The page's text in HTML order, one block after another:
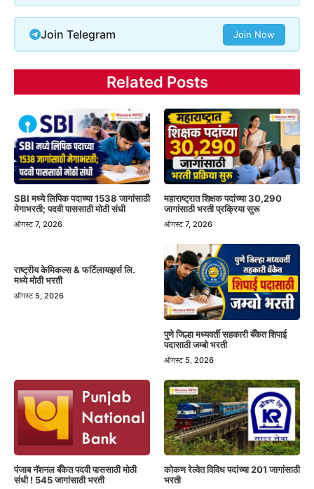
Join Telegram Join Now
Related Posts
SBI मध्ये लिपिक पदाच्या 1538 जागांसाठी
मेगाभरती; पदवी पाससाठी मोठी संधी
ऑगस्ट 7, 2026
महाराष्ट्रात शिक्षक पदांच्या 30,290
जागांसाठी भरती प्रक्रिया सुरू
ऑगस्ट 7, 2026
राष्ट्रीय केमिकल्स & फर्टिलायझर्स लि.
मध्ये मोठी भरती
ऑगस्ट 5, 2026
पुणे जिल्हा मध्यवर्ती सहकारी बँकेत शिपाई
पदासाठी जम्बो भरती
ऑगस्ट 5, 2026
पंजाब नॅशनल बँकेत पदवी पाससाठी मोठी
संधी ! 545 जागांसाठी भरती
कोकण रेल्वेत विविध पदांच्या 201 जागांसाठी
भरती